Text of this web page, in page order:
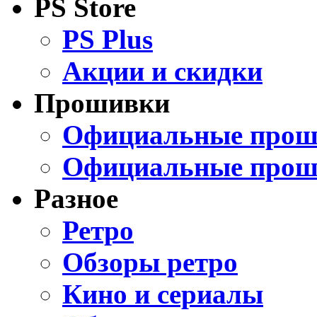
PS Store
PS Plus
Акции и скидки
Прошивки
Официальные
Официальные
Разное
Ретро
Обзоры ретро
Кино и сериалы